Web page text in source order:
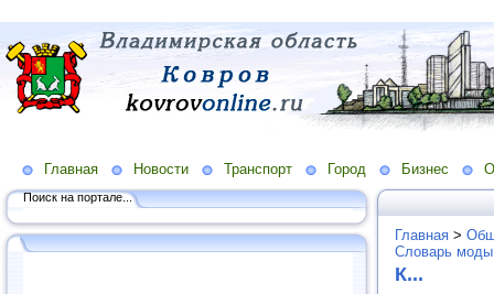
Главная Новости Транспорт Город Бизнес
Поиск на портале...
Главная >
Словарь
К...